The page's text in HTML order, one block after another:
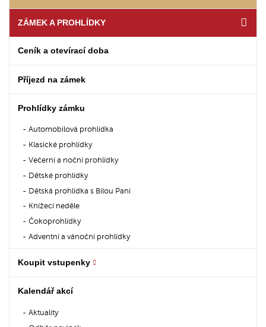
ZÁMEK A PROHLÍDKY
Ceník a otevírací doba
Příjezd na zámek
Prohlídky zámku
Automobilová prohlídka
Klasické prohlídky
Večerní a noční prohlídky
Dětské prohlídky
Dětská prohlídka s Bílou Paní
Knížecí neděle
Čokoprohlídky
Adventní a vánoční prohlídky
Koupit vstupenky
Kalendář akcí
Aktuality